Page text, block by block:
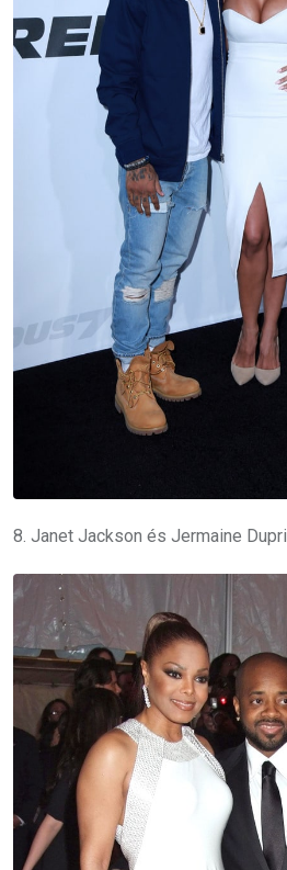
8. Janet Jackson és Jermaine Dupri